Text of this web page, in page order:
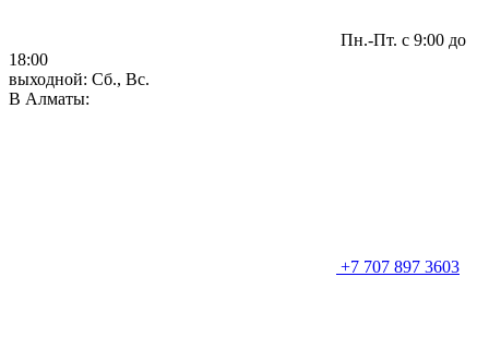
Пн.-Пт. с 9:00 до
18:00
выходной: Сб., Вс.
В Алматы:
+7 707 897 3603